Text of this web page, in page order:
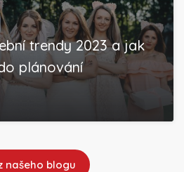
trendy 2023 a jak
plánování
našeho blogu